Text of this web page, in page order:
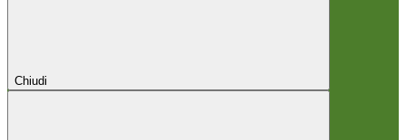
Chiudi